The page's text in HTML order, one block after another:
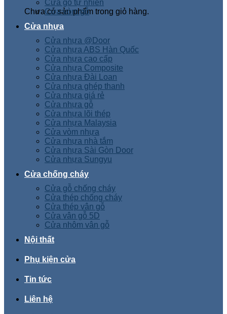
Chưa có sản phẩm trong giỏ hàng.
Cửa gỗ tự nhiên
Cửa vòm gỗ
Cửa nhựa
Cửa nhựa @Door
Cửa nhựa ABS Hàn Quốc
Cửa nhựa cao cấp
Cửa nhựa Composite
Cửa nhựa Đài Loan
Cửa nhựa ghép thanh
Cửa nhựa giá rẻ
Cửa nhựa gỗ
Cửa nhựa lõi thép
Cửa nhựa Malaysia
Cửa vòm nhựa
Cửa nhựa nhà tắm
Cửa nhựa Sài Gòn Door
Cửa nhựa Sungyu
Cửa chống cháy
Cửa gỗ chống cháy
Cửa thép chống cháy
Cửa thép vân gỗ
Cửa vân gỗ 5D
Cửa nhôm vân gỗ
Nội thất
Phụ kiện cửa
Tin tức
Liên hệ